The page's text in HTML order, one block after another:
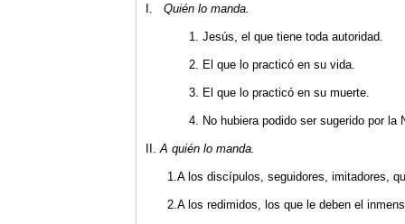
I. Quién lo manda.
1. Jesús, el que tiene toda autoridad.
2. El que lo practicó en su vida.
3. El que lo practicó en su muerte.
4. No hubiera podido ser sugerido por la
II. A quién lo manda.
1.A los discípulos, seguidores, imitadores,
2.A los redimidos, los que le deben el